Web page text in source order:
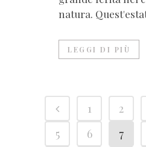
natura.
LEGGI DI PIÙ
1 2
5
6 7